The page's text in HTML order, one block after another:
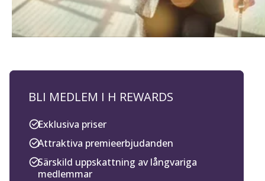
BLI MEDLEM I H REWARDS
Exklusiva priser
Attraktiva premieerbjudanden
Särskild uppskattning av långvariga
medlemmar